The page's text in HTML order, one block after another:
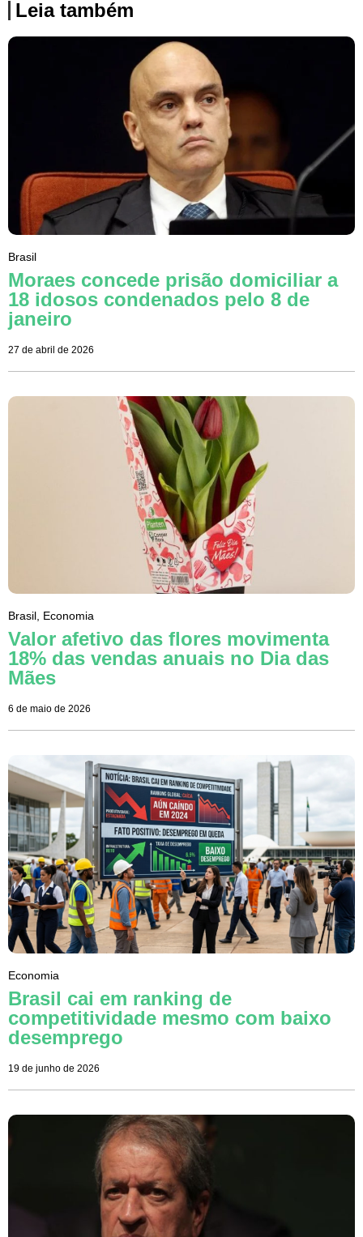
Leia também
Brasil
Moraes concede prisão domiciliar a
18 idosos condenados pelo 8 de
janeiro
27 de abril de 2026
Brasil, Economia
Valor afetivo das flores movimenta
18% das vendas anuais no Dia das
Mães
6 de maio de 2026
Economia
Brasil cai em ranking de
competitividade mesmo com baixo
desemprego
19 de junho de 2026